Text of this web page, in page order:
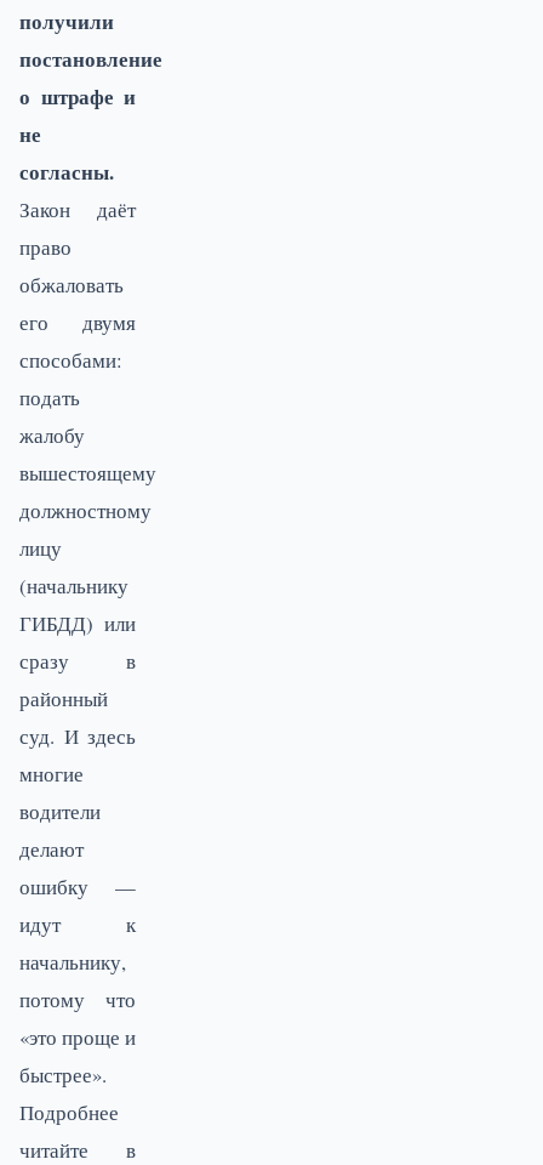
получили
постановление
о штрафе и
не
согласны.
Закон даёт
право
обжаловать
его двумя
способами:
подать
жалобу
вышестоящему
должностному
лицу
(начальнику
ГИБДД) или
сразу в
районный
суд. И здесь
многие
водители
делают
ошибку —
идут к
начальнику,
потому что
«это проще и
быстрее».
Подробнее
читайте в